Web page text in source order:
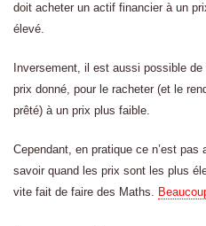
doit acheter un actif financier à un
élevé.
Inversement, il est aussi possible de
prix donné, pour le racheter (et le
prêté) à un prix plus faible.
Cependant, en pratique ce n’est
savoir quand les prix sont les plus
vite fait de faire des Maths.